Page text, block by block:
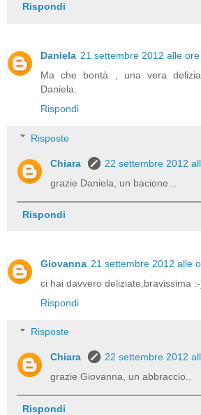
Rispondi
Daniela 21 settembre 2012 alle
Ma che bontà , una vera
Daniela.
Rispondi
Risposte
Chiara
22 settembre 2012
grazie Daniela, un bacione...
Rispondi
Giovanna 21 settembre 2012 alle
ci hai davvero deliziate,bravissima
Rispondi
Risposte
Chiara
22 settembre 2012
grazie Giovanna, un abbraccio..
Rispondi